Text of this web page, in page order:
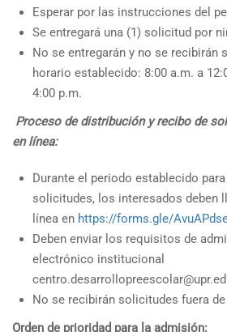
Esperar por las instrucciones del
Se entregará una (1) solicitud por
No se entregarán y no se recibirán
horario establecido: 8:00 a.m. a
4:00 p.m.
Proceso de distribución y recibo de
en línea:
Durante el periodo establecido
solicitudes, los interesados deben
línea en https://forms.gle/
Deben enviar los requisitos de
electrónico institucional
No se recibirán solicitudes fuera
Orden de prioridad para la admisión: